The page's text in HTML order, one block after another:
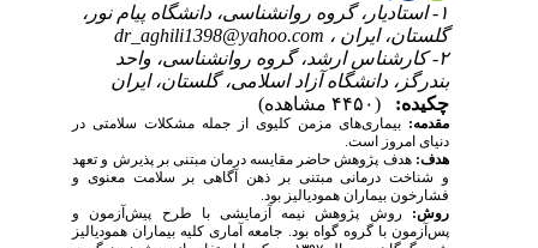
۱- استادیار، گروه روانشناسی، دانشگاه پیام نور،
گلستان، ایران ، dr_aghili1398@yahoo.com
۲- کارشناس ارشد، گروه روانشناسی، واحد
بندرگز، دانشگاه آزاد اسلامی، گلستان، ایران
چکیده:
مقدمه:بیماری‌های مزمن کلیوی از جمله مشکلات سلامتی در
دنیای امروز است.
هدف:هدف پژوهش حاضر مقایسه درمان مبتنی بر پذیرش و تعهد
و شناخت درمانی مبتنی بر ذهن آگاهی بر سلامت معنوی و
فشارخون بیماران همودیالیز بود.
روش:روش پژوهش نیمه آزمایشی با طرح پیش‌آزمون و
پس‌آزمون با گروه گواه بود. جامعه آماری کلیه بیماران همودیالیز